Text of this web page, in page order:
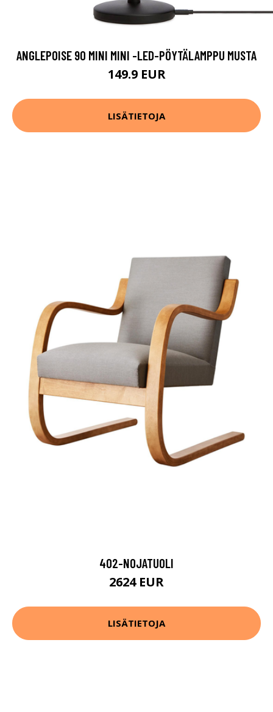
ANGLEPOISE 90 MINI MINI -LED-PÖYTÄLAMPPU MUSTA
149.9 EUR
LISÄTIETOJA
402-NOJATUOLI
2624 EUR
LISÄTIETOJA